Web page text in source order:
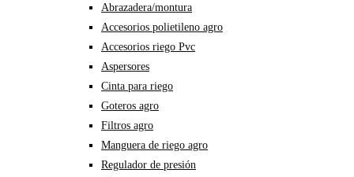
Abrazadera/montura
Accesorios polietileno agro
Accesorios riego Pvc
Aspersores
Cinta para riego
Goteros agro
Filtros agro
Manguera de riego agro
Regulador de presión